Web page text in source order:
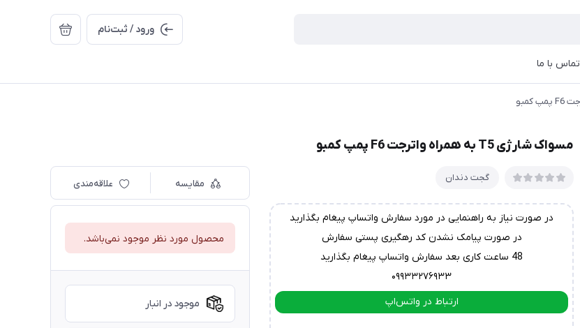
ورود / ثبت‌نام
تماس با ما
مسواک شارژی T5 به همراه واترجت F6 پمپ کمبو
گجت دندان
در صورت نیاز به راهنمایی در مورد سفارش واتساپ پیغام بگذارید
در صورت پیامک نشدن کد رهگیری پستی سفارش
48 ساعت کاری بعد سفارش واتساپ پیغام بگذارید
۰۹۹۳۳۲۷۶۹۳۳
ارتباط در واتس‌اپ
مقایسه علاقه‌مندی
محصول مورد نظر موجود نمی‌باشد.
موجود در انبار